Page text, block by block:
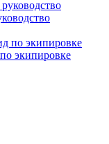
экипировке